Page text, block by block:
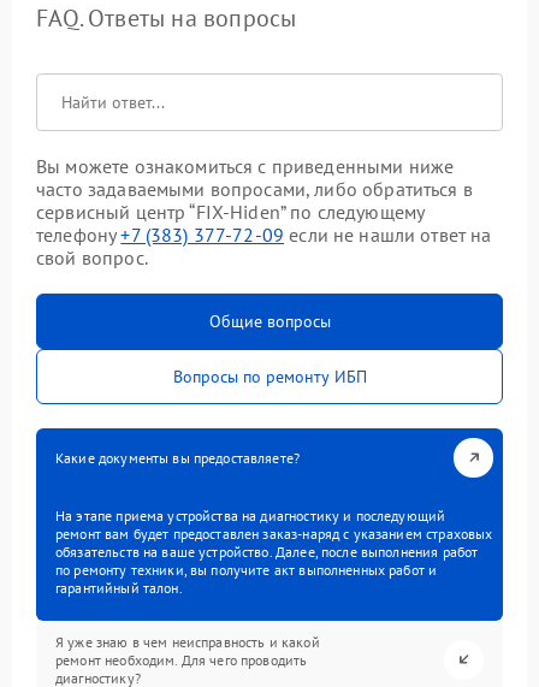
FAQ. Ответы на вопросы
Вы можете ознакомиться с приведенными ниже
часто задаваемыми вопросами, либо обратиться в
сервисный центр “FIX-Hiden” по следующему
телефону+7 (383) 377-72-09 если не нашли ответ на
свой вопрос.
Общие вопросы
Вопросы по ремонту ИБП
Какие документы вы предоставляете?
На этапе приема устройства на диагностику и последующий
ремонт вам будет предоставлен заказ-наряд с указанием страховых
обязательств на ваше устройство. Далее, после выполнения работ
по ремонту техники, вы получите акт выполненных работ и
гарантийный талон.
Я уже знаю в чем неисправность и какой
ремонт необходим. Для чего проводить
диагностику?